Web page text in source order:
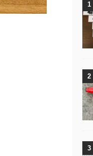
1
2
3